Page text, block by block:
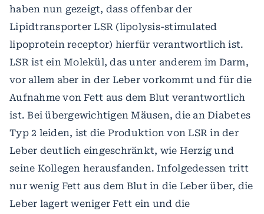
haben nun gezeigt, dass offenbar der
Lipidtransporter LSR (lipolysis-stimulated
lipoprotein receptor) hierfür verantwortlich ist.
LSR ist ein Molekül, das unter anderem im Darm,
vor allem aber in der Leber vorkommt und für die
Aufnahme von Fett aus dem Blut verantwortlich
ist. Bei übergewichtigen Mäusen, die an Diabetes
Typ 2 leiden, ist die Produktion von LSR in der
Leber deutlich eingeschränkt, wie Herzig und
seine Kollegen herausfanden. Infolgedessen tritt
nur wenig Fett aus dem Blut in die Leber über, die
Leber lagert weniger Fett ein und die